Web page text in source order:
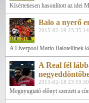
Kísértetiesen hasonlított az idei
Balo a nyerő
2015-02-19 23:35:14
A Liverpool Mario Balotellinek
A Real fél
2015-02-18 23:19:30
Megnyugtató előnyt szerzett a